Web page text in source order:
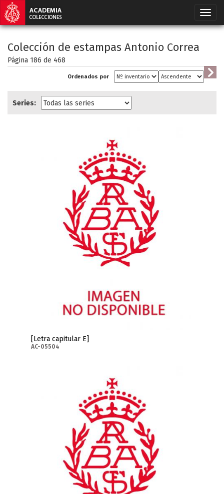
Colección de estampas Antonio Correa
Página 186 de 468
Ordenados por
Series:
[Letra capitular E]
AC-05504